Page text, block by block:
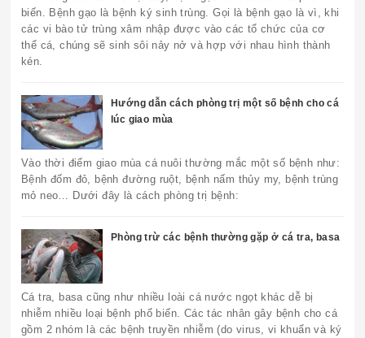
biến. Bệnh gạo là bệnh ký sinh trùng. Gọi là bệnh gạo là vì, khi
các vi bào tử trùng xâm nhập được vào các tổ chức của cơ
thể cá, chúng sẽ sinh sôi nảy nở và hợp với nhau hình thành
kén.
Hướng dẫn cách phòng trị một số bệnh cho cá
lúc giao mùa
Vào thời điểm giao mùa cá nuôi thường mắc một số bệnh như:
Bệnh đốm đỏ, bệnh đường ruột, bệnh nấm thủy my, bệnh trùng
mỏ neo… Dưới đây là cách phòng trị bệnh:
Phòng trừ các bệnh thường gặp ở cá tra, basa
Cá tra, basa cũng như nhiều loài cá nước ngọt khác dễ bị
nhiễm nhiều loại bệnh phổ biến. Các tác nhân gây bệnh cho cá
gồm 2 nhóm là các bệnh truyền nhiễm (do virus, vi khuẩn và ký